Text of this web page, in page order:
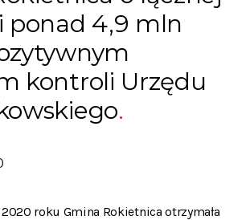
ponad 4,9 mln
kontroli Urzędu
roku Gmina Rokietnica otrzymała